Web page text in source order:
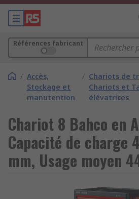
Références fabricant
/ Accès,
Stockage et
manutention
/ Chariots de
Chariots et
élévatrices
Chariot 8 Bahco en
Capacité de charge
mm, Usage moyen